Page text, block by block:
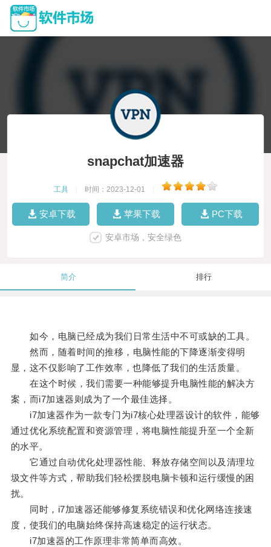
snapchat加速器
工具 时间：2023-12-01
安卓下载 苹果下载 PC下载
安卓市场，安全绿色
简介 排行
如今，电脑已经成为我们日常生活中不可或缺的工具。
然而，随着时间的推移，电脑性能的下降逐渐变得明
显，这不仅影响了工作效率，也降低了我们的生活质量。
在这个时候，我们需要一种能够提升电脑性能的解决方
案，而i7加速器则成为了一个最佳选择。
i7加速器作为一款专门为i7核心处理器设计的软件，能够
通过优化系统配置和资源管理，将电脑性能提升至一个全新
的水平。
它通过自动优化处理器性能、释放存储空间以及清理垃
圾文件等方式，帮助我们轻松摆脱电脑卡顿和运行缓慢的困
扰。
同时，i7加速器还能够修复系统错误和优化网络连接速
度，使我们的电脑始终保持高速稳定的运行状态。
i7加速器的工作原理非常简单而高效。